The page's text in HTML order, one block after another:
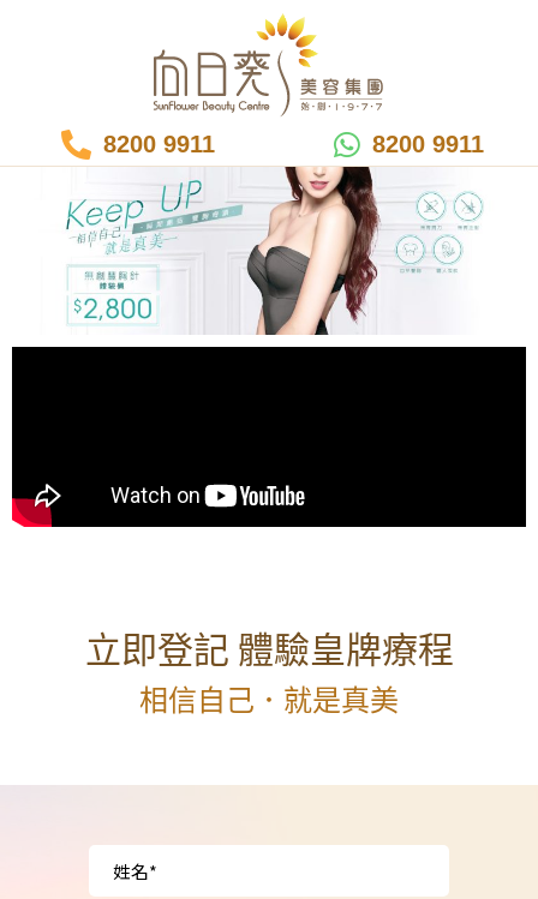
8200 9911 8200 9911
立即登記 體驗皇牌療程
相信自己．就是真美